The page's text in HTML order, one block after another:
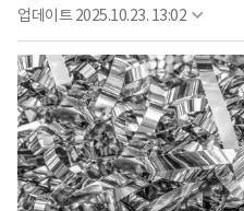
업데이트 2025.10.23. 13:02